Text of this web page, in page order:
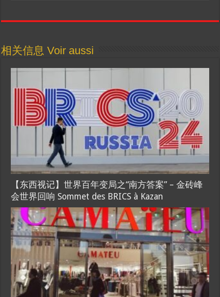
相关信息 Voir aussi
【东西视记】世界百年变局之“南方答案” – 金砖峰
会世界回响 Sommet des BRICS à Kazan